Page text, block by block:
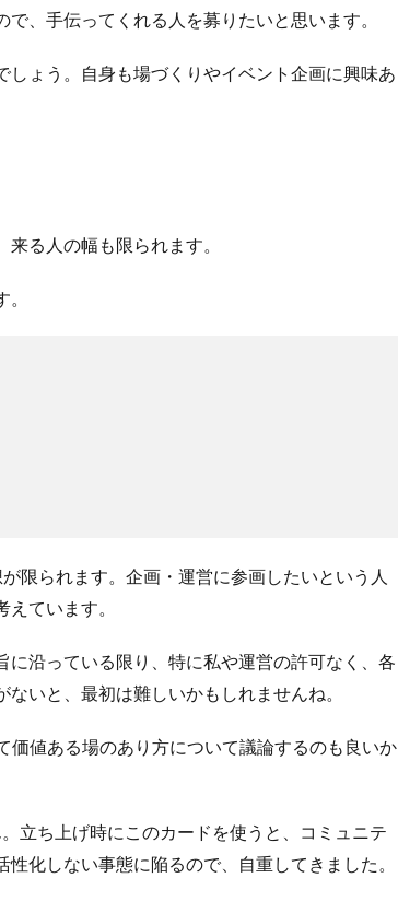
、手伝ってくれる人を募りたいと思います。
ょう。自身も場づくりやイベント企画に興味あ
る人の幅も限られます。
限られます。企画・運営に参画したいという人
ています。
沿っている限り、特に私や運営の許可なく、各
いと、最初は難しいかもしれませんね。
値ある場のあり方について議論するのも良いか
立ち上げ時にこのカードを使うと、コミュニテ
化しない事態に陥るので、自重してきました。